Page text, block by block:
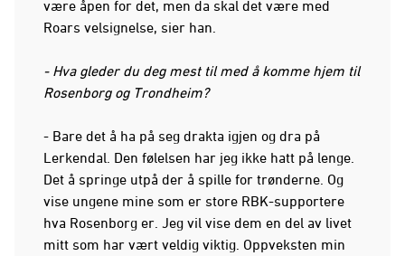
være åpen for det, men da skal det være med
Roars velsignelse, sier han.
- Hva gleder du deg mest til med å komme hjem til
Rosenborg og Trondheim?
- Bare det å ha på seg drakta igjen og dra på
Lerkendal. Den følelsen har jeg ikke hatt på lenge.
Det å springe utpå der å spille for trønderne. Og
vise ungene mine som er store RBK-supportere
hva Rosenborg er. Jeg vil vise dem en del av livet
mitt som har vært veldig viktig. Oppveksten min